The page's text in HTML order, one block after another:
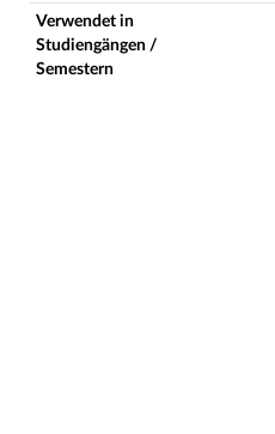
Verwendet in
Studiengängen /
Semestern